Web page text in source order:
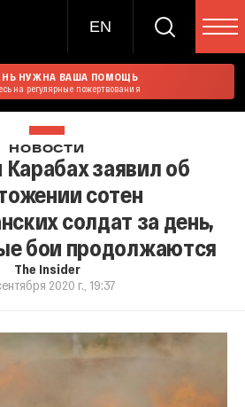
EN
НУЖНА ВАША ПОМОЩЬ
на регулярные пожертвования
НОВОСТИ
заявил об
сотен
солдат за день,
бои продолжаются
The Insider
2020 г., 19:37